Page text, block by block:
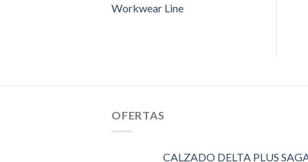
Workwear Line
OFERTAS
CALZADO DELTA PLUS